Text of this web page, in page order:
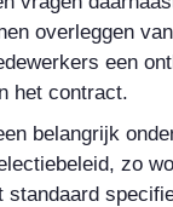
overleggen
een
het contract.
belangrijk
zo
standaard